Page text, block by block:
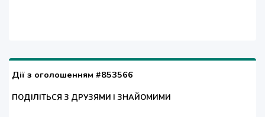
Дії з оголошенням #853566
ПОДІЛІТЬСЯ З ДРУЗЯМИ І ЗНАЙОМИМИ